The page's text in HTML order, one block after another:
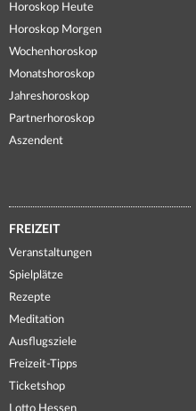
Horoskop Heute
Horoskop Morgen
Wochenhoroskop
Monatshoroskop
Jahreshoroskop
Partnerhoroskop
Aszendent
FREIZEIT
Veranstaltungen
Spielplätze
Rezepte
Meditation
Ausflugsziele
Freizeit-Tipps
Ticketshop
Lotto Hessen